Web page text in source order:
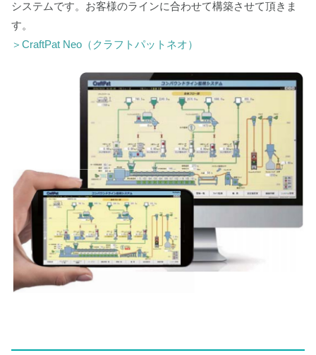
システムです。お客様のラインに合わせて構築させて頂きま
す。
＞CraftPat Neo（クラフトパットネオ）